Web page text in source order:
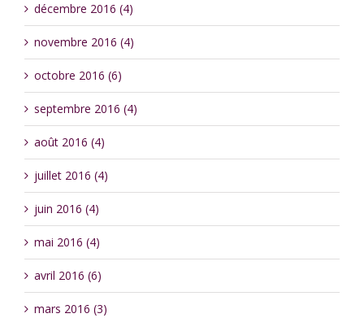
décembre 2016 (4)
novembre 2016 (4)
octobre 2016 (6)
septembre 2016 (4)
août 2016 (4)
juillet 2016 (4)
juin 2016 (4)
mai 2016 (4)
avril 2016 (6)
mars 2016 (3)